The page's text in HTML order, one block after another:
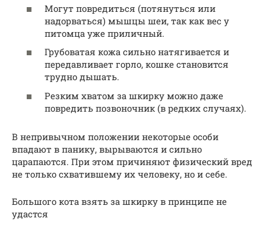
Могут повредиться (потянуться или
надорваться) мышцы шеи, так как вес у
питомца уже приличный.
Грубоватая кожа сильно натягивается и
передавливает горло, кошке становится
трудно дышать.
Резким хватом за шкирку можно даже
повредить позвоночник (в редких случаях).
В непривычном положении некоторые особи
впадают в панику, вырываются и сильно
царапаются. При этом причиняют физический вред
не только схватившему их человеку, но и себе.
Большого кота взять за шкирку в принципе не
удастся